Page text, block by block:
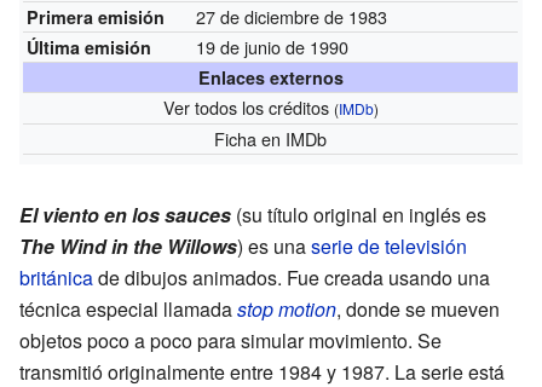
Primera emisión 27 de diciembre de 1983
Última emisión 19 de junio de 1990
Enlaces externos
Ver todos los créditos (IMDb)
Fichaen IMDb
El viento en los sauces (su título original en inglés es
The Wind in the Willows) es unaserie de televisión
británicade dibujos animados. Fue creada usando una
técnica especial llamadastop motion, donde se mueven
objetos poco a poco para simular movimiento. Se
transmitió originalmente entre 1984 y 1987. La serie está